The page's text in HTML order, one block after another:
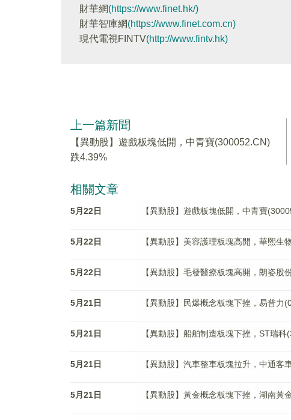
財華網(https://www.finet.hk/)
財華智庫網(https://www.finet.com.cn)
現代電視FINTV(http://www.fintv.hk)
上一篇新聞
【異動股】遊戲板塊低開，中青寶(300052.CN)
跌4.39%
相關文章
5月22日 【異動股】遊戲板塊低開，中青寶
5月22日 【異動股】美容護理板塊高開，華熙生
5月22日 【異動股】毛發醫療板塊高開，朗姿股
5月21日 【異動股】民爆概念板塊下挫，易普力
5月21日 【異動股】船舶制造板塊下挫，ST瑞
5月21日 【異動股】汽車整車板塊拉升，中通客
5月21日 【異動股】黃金概念板塊下挫，湖南黃